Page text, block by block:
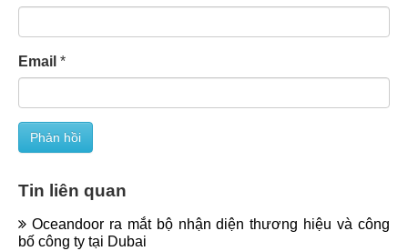
Email *
Tin liên quan
Oceandoor ra mắt bộ nhận diện thương hiệu và công
bố công ty tại Dubai